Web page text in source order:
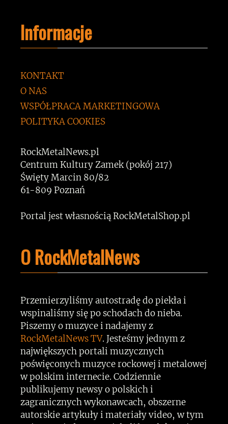
Informacje
KONTAKT
O NAS
WSPÓŁPRACA MARKETINGOWA
POLITYKA COOKIES
RockMetalNews.pl
Centrum Kultury Zamek (pokój 217)
Święty Marcin 80/82
61-809 Poznań
Portal jest własnością RockMetalShop.pl
O RockMetalNews
Przemierzyliśmy autostradę do piekła i
wspinaliśmy się po schodach do nieba.
Piszemy o muzyce i nadajemy z
RockMetalNews TV. Jesteśmy jednym z
największych portali muzycznych
poświęconych muzyce rockowej i metalowej
w polskim internecie. Codziennie
publikujemy newsy o polskich i
zagranicznych wykonawcach, obszerne
autorskie artykuły i materiały video, w tym